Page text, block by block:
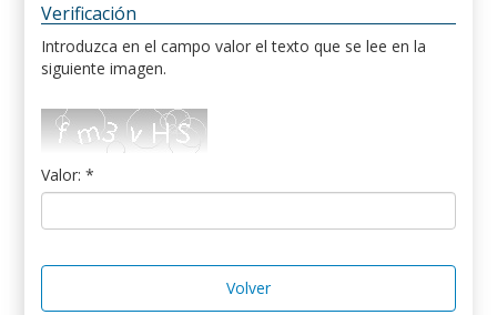
Verificación
Introduzca en el campo valor el texto que se lee en la
siguiente imagen.
Valor: *
Volver